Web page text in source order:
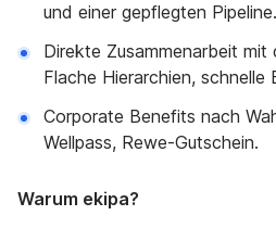
und einer gepflegten Pipeline.
Direkte Zusammenarbeit mit
Flache Hierarchien, schnelle
Corporate Benefits nach
Wellpass, Rewe-Gutschein.
Warum ekipa?